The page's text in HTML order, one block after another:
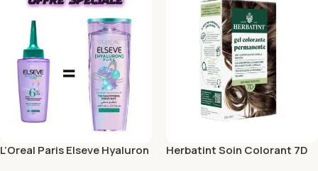
L’Oreal Paris Elseve Hyaluron
Herbatint Soin Colorant 7D